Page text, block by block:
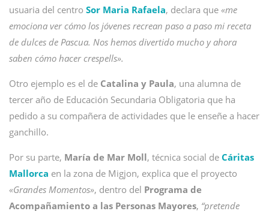
usuaria del centro Sor Maria Rafaela, declara que «me
emociona ver cómo los jóvenes recrean paso a paso mi receta
de dulces de Pascua. Nos hemos divertido mucho y ahora
saben cómo hacer crespells».
Otro ejemplo es el de Catalina y Paula, una alumna de
tercer año de Educación Secundaria Obligatoria que ha
pedido a su compañera de actividades que le enseñe a hacer
ganchillo.
Por su parte, María de Mar Moll, técnica social de Cáritas
Mallorca en la zona de Migjon, explica que el proyecto
«Grandes Momentos», dentro del Programa de
Acompañamiento a las Personas Mayores, “pretende